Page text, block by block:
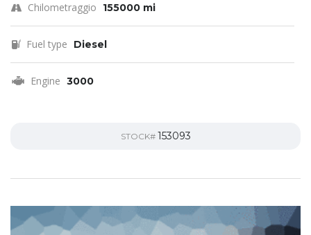
Chilometraggio 155000 mi
Fuel type Diesel
Engine 3000
STOCK# 153093